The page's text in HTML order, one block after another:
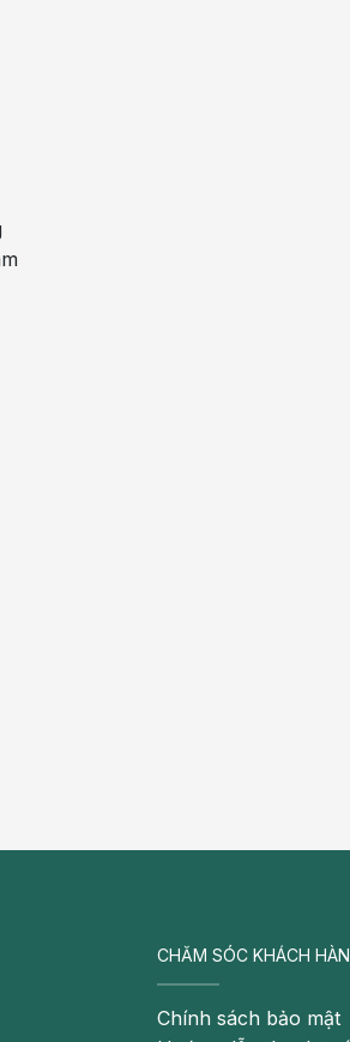
thành viêm tiết niệu mãn tính
đường tiết niệu có tự khỏi
được bác sĩ thăm khám, hỏi
nước tiểu, siêu âm bàng
của giai đoạn bệnh hiện
biến chứng, giảm tái
tiểu để tìm được chính xác
phù hợp và hiệu quả nhất.
Sản để đưa ra phương án
bạn vui lòng đăng ký theo
CHĂM SÓC KHÁCH
Chính sách bảo mật